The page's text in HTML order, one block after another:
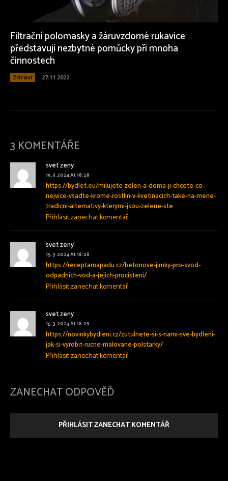
Filtrační polomasky a žáruvzdorné rukavice
představují nezbytné pomůcky při mnoha
činnostech
Zdraví 27.11.2022
3 KOMENTÁŘE
svet zeny
15.3.2024 At 18:28
https://bydlet.eu/milujete-zelen-a-doma-ji-chcete-co-
nejvice-vsadte-krome-rostlin-v-kvetinacich-take-na-mene-
tradicni-alternativy-kterymi-jsou-zelene-ste
Přihlásit zanechat komentář
svet zeny
15.3.2024 At 18:28
https://receptarnapadu.cz/betonove-jimky-pro-svod-
odpadnich-vod-a-jejich-procisteni/
Přihlásit zanechat komentář
svet zeny
15.3.2024 At 18:29
https://novinkybydleni.cz/zutulnete-si-s-nami-sve-bydleni-
jak-si-vyrobit-rucne-malovane-polstarky/
Přihlásit zanechat komentář
ZANECHAT ODPOVĚĎ
PŘIHLÁSIT ZANECHAT KOMENTÁŘ